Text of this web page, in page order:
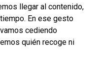
llegar al contenido,
En ese gesto
cediendo
quién recoge ni